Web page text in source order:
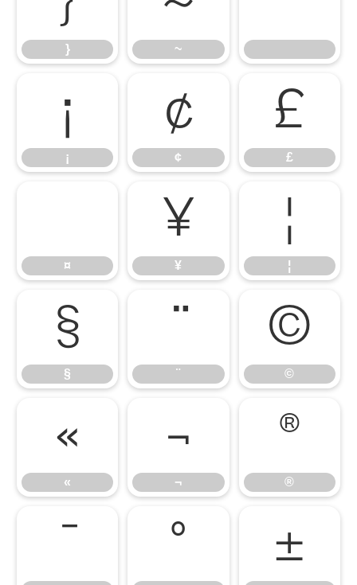
} ~
¡
¡
¢
¢
£
£
¤
¥
¥
¦
¦
§
§ ¨
©
©
«
«
¬
¬
®
®
° ±